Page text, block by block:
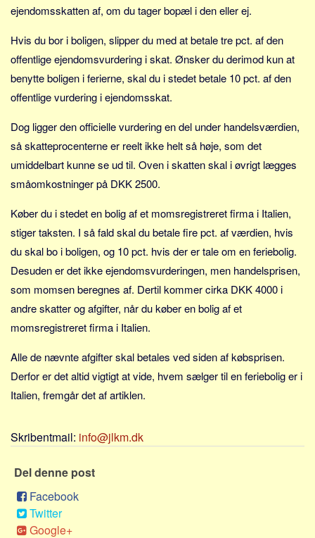
Spanien
Frankrig
Sverige
Norge
Thailand
Italien
Grækenland
USA
Alle
Nøgleord
Bolig
Investering
Pension og opsparing
Social sikring og sundhed
Transport
Aspekter
Køb og salg
Jura og regler
Skatter og afgifter
ejendomsskatten af, om du tager bopæl i den eller ej.
Hvis du bor i boligen, slipper du med at betale tre pct. af den
offentlige ejendomsvurdering i skat. Ønsker du derimod kun at
benytte boligen i ferierne, skal du i stedet betale 10 pct. af den
offentlige vurdering i ejendomsskat.
Dog ligger den officielle vurdering en del under handelsværdien,
så skatteprocenterne er reelt ikke helt så høje, som det
umiddelbart kunne se ud til. Oven i skatten skal i øvrigt lægges
småomkostninger på DKK 2500.
Køber du i stedet en bolig af et momsregistreret firma i Italien,
stiger taksten. I så fald skal du betale fire pct. af værdien, hvis
du skal bo i boligen, og 10 pct. hvis der er tale om en feriebolig.
Desuden er det ikke ejendomsvurderingen, men handelsprisen,
som momsen beregnes af. Dertil kommer cirka DKK 4000 i
andre skatter og afgifter, når du køber en bolig af et
momsregistreret firma i Italien.
Alle de nævnte afgifter skal betales ved siden af købsprisen.
Derfor er det altid vigtigt at vide, hvem sælger til en feriebolig er i
Italien, fremgår det af artiklen.
Skribentmail: info@jlkm.dk
Del denne post
Facebook
Twitter
Google+